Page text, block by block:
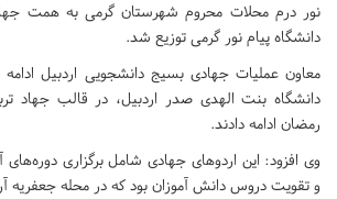
نور درم محلات محروم شهرستان گرمی به همت
دانشگاه پیام نور گرمی توزیع شد.
معاون عملیات جهادی بسیج دانشجویی اردبیل ادامه
دانشگاه بنت الهدی صدر اردبیل، در قالب جهاد
رمضان ادامه دادند.
وی افزود: این اردو‌های جهادی شامل برگزاری
و تقویت دروس دانش آموزان بود که در محله جعفریه